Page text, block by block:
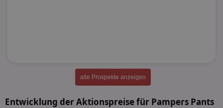
alle Prospekte anzeigen
Entwicklung der Aktionspreise für Pampers Pants